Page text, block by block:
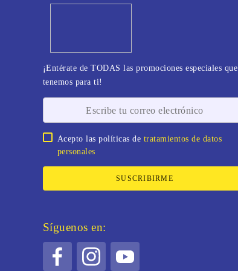
¡Entérate de TODAS las promociones especiales que
tenemos para ti!
Acepto las políticas de tratamientos de datos
personales
SUSCRIBIRME
Síguenos en: